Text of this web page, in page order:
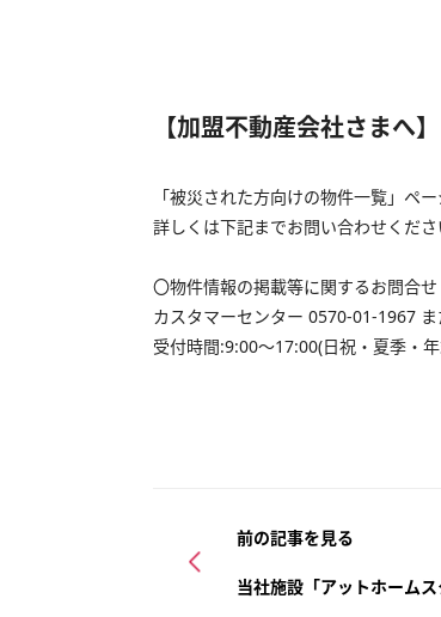
【加盟不動産会社さまへ】
「被災された方向けの物件一覧」ペ
詳しくは下記までお問い合わせくださ
〇物件情報の掲載等に関するお問合せ
カスタマーセンター 0570-01-1967
受付時間:9:00～17:00(日祝・夏季・
前の記事を見る
当社施設「アットホーム